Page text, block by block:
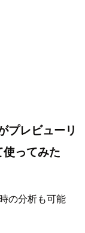
プレビューリ
ってみた
の分析も可能